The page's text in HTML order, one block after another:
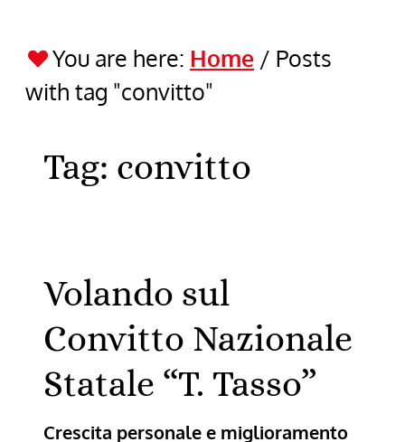
You are here: Home / Posts
with tag "convitto"
Tag: convitto
Volando sul
Convitto Nazionale
Statale “T. Tasso”
Crescita personale e miglioramento